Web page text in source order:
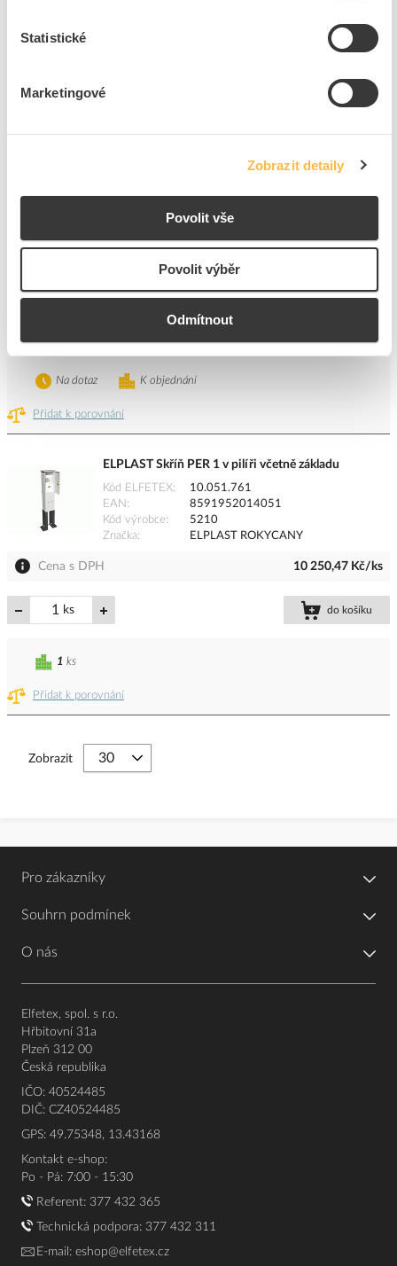
Statistické
Marketingové
Zobrazit detaily
Povolit vše
Povolit výběr
Odmítnout
do košíku
Přidat k porovnání
Na dotaz
8591952014440
Kód výrobce
7220
Přidat k porovnání
K objednání
Na dotaz
ELPLAST Skříň PER 1 v pilíři včetně základu
Kód ELFETEX
10.051.761
EAN
8591952014051
Kód výrobce
5210
Značka
ELPLAST ROKYCANY
Cena s DPH 10 250,47 Kč/ks
ks do košíku
Přidat k porovnání
1 ks
Zobrazit
Pro zákazníky
Souhrn podmínek
O nás
Elfetex, spol. s r.o.
Hřbitovní 31a
Plzeň 312 00
Česká republika
IČO: 40524485
DIČ: CZ40524485
GPS: 49.75348, 13.43168
Kontakt e-shop:
Po - Pá: 7:00 - 15:30
Referent: 377 432 365
Technická podpora: 377 432 311
E-mail: eshop@elfetex.cz